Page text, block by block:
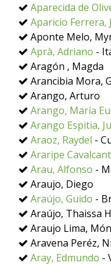
Aparecida de
Aparicio Ferrera,
Aponte Melo,
Aprà, Adriano -
Aragón , Magda
Arancibia Mora,
Arango, Arturo
Arango, María
Arango Espitia,
Araoz, Raydel -
Araripe
Arau, Alfonso -
Araujo, Diego
Araújo, Guido -
Araújo, Thaissa
Araujo Lima,
Aravena Peréz,
Aray, Edmundo -